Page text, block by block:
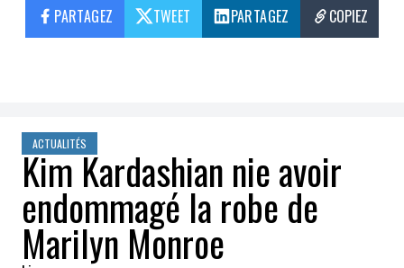
PARTAGEZ TWEET PARTAGEZ COPIEZ
ACTUALITÉS
Kim Kardashian nie avoir
endommagé la robe de
Marilyn Monroe